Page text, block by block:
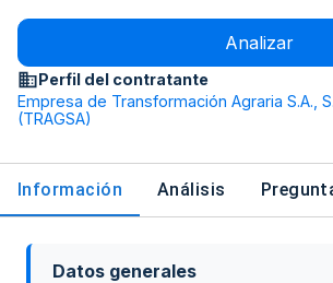
Analizar
Perfil del contratante
Empresa de Transformación Agraria S.A.,
(TRAGSA)
Información Análisis
Datos generales